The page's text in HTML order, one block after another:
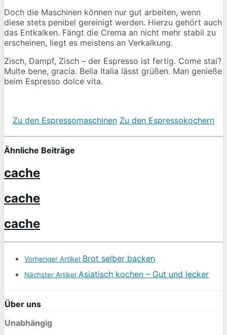
Doch die Maschinen können nur gut arbeiten, wenn
diese stets penibel gereinigt werden. Hierzu gehört auch
das Entkalken. Fängt die Crema an nicht mehr stabil zu
erscheinen, liegt es meistens an Verkalkung.
Zisch, Dampf, Zisch – der Espresso ist fertig. Come stai?
Multe bene, gracia. Bella Italia lässt grüßen. Man genieße
beim Espresso dolce vita.
Zu den Espressomaschinen Zu den Espressokochern
Ähnliche Beiträge
cache
cache
cache
Vorheriger Artikel Brot selber backen
Nächster Artikel Asiatisch kochen – Gut und lecker
Über uns
Unabhängig